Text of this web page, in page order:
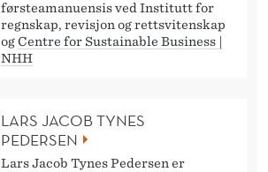
førsteamanuensis ved Institutt for
regnskap, revisjon og rettsvitenskap
og Centre for Sustainable Business |
NHH
LARS JACOB TYNES
PEDERSEN
Lars Jacob Tynes Pedersen er